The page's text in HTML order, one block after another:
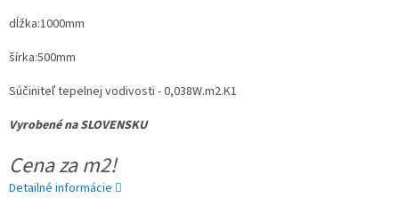
dĺžka:1000mm
šírka:500mm
Súčiniteľ tepelnej vodivosti - 0,038W.m2.K1
Vyrobené na SLOVENSKU
Cena za m2!
Detailné informácie